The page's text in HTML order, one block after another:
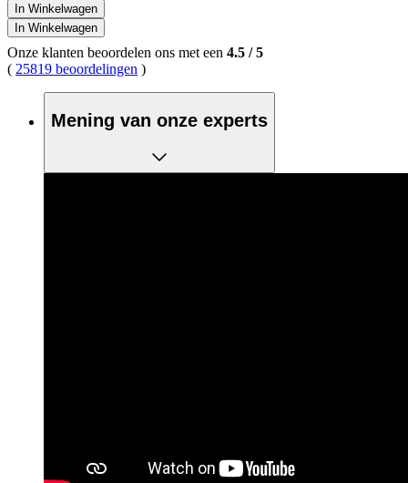
In Winkelwagen
In Winkelwagen
Onze klanten beoordelen ons met een 4.5 /5
( 25819 beoordelingen )
Mening van onze experts